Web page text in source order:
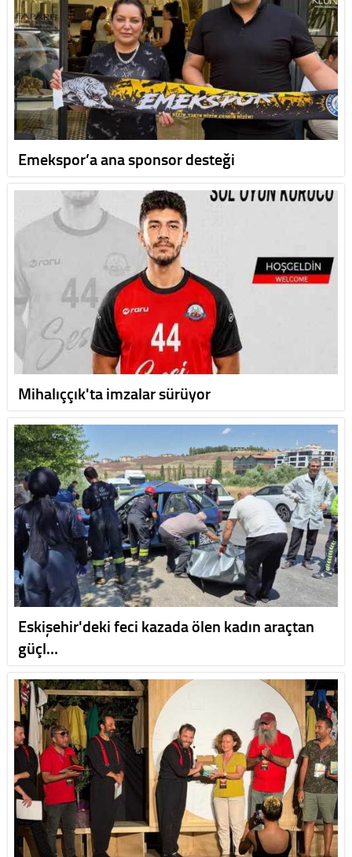
Emekspor’a ana sponsor desteği
Mihalıççık'ta imzalar sürüyor
Eskişehir'deki feci kazada ölen kadın araçtan
güçl…